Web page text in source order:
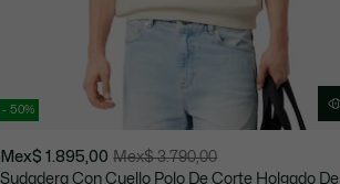
- 50%
Mex$ 1.895,00
Precio
Mex$ 3.790,00
Precio
Sudadera Con Cuello Polo De Corte Holgado De